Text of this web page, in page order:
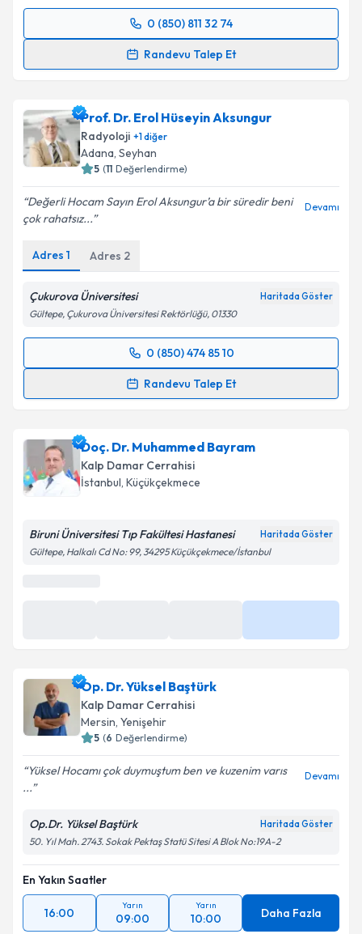
Kişisel verilerimin işlenmesine ilişkinAydınlatma
'ni okudum ve kişisel verilerimin belirtilen
kapsamda işlenmesini kabul ediyorum.
0 (850) 811 32 74
Randevu Talep Et
Randevu Takvimi Talebi
takvim hazırlandığında e-posta ile bilgilendireceğiz.
E-posta Adresiniz
kapsamda işlenmesini kabul ediyorum.
Takvim Talebini Gönder
Prof. Dr. Erol Hüseyin Aksungur
Radyoloji +1diğer
Adana, Seyhan
5 (11 Değerlendirme)
Değerli Hocam Sayın Erol Aksungur’a bir süredir beni
çok rahatsız...
Devamı
Adres 1 Adres 2
Çukurova Üniversitesi Haritada Göster
Gültepe, Çukurova Üniversitesi Rektörlüğü, 01330
0 (850) 474 85 10
Randevu Talep Et
Randevu Takvimi Talebi
almanız için bir takvim hazırlandığında e-posta ile
bilgilendireceğiz.
E-posta Adresiniz
kapsamda işlenmesini kabul ediyorum.
Doç. Dr. Muhammed Bayram
Kalp Damar Cerrahisi
İstanbul, Küçükçekmece
Biruni Üniversitesi Tıp Fakültesi Hastanesi Haritada Göster
Gültepe, Halkalı Cd No: 99, 34295 Küçükçekmece/İstanbul
Op. Dr. Yüksel Baştürk
Kalp Damar Cerrahisi
Mersin,Yenişehir
( Değerlendirme)
Yüksel Hocamı çok duymuştum ben ve kuzenim varıs
...
Op.Dr. Yüksel Baştürk
50. Yıl Mah. 2743. Sokak Pektaş Statü Sitesi A Blok No:19A-2
En Yakın Saatler
16:00
Yarın
09:00
Yarın
10:00 Daha Fazla